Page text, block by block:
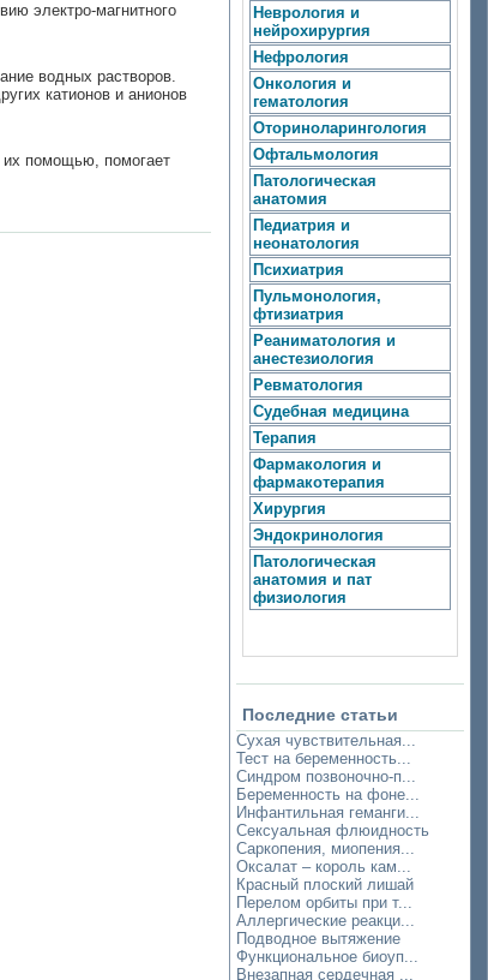
электро-магнитного
водных растворов.
катионов и анионов
их помощью, помогает
Неврология и
нейрохирургия
Нефрология
Онкология и
гематология
Оториноларингология
Офтальмология
Патологическая
анатомия
Педиатрия и
неонатология
Психиатрия
Пульмонология,
фтизиатрия
Реаниматология и
анестезиология
Ревматология
Судебная медицина
Терапия
Фармакология и
фармакотерапия
Хирургия
Эндокринология
Патологическая
анатомия и пат
физиология
Последние статьи
Сухая чувствительная...
Тест на беременность...
Синдром позвоночно-п...
Беременность на фоне...
Инфантильная геманги...
Сексуальная флюидность
Саркопения, миопения...
Оксалат – король кам...
Красный плоский лишай
Перелом орбиты при т...
Аллергические реакци...
Подводное вытяжение
Функциональное биоуп...
Внезапная сердечная ...